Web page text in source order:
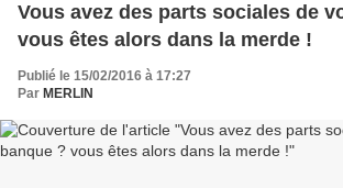
Vous avez des parts sociales de
vous êtes alors dans la merde !
Publié le 15/02/2016 à 17:27
Par MERLIN